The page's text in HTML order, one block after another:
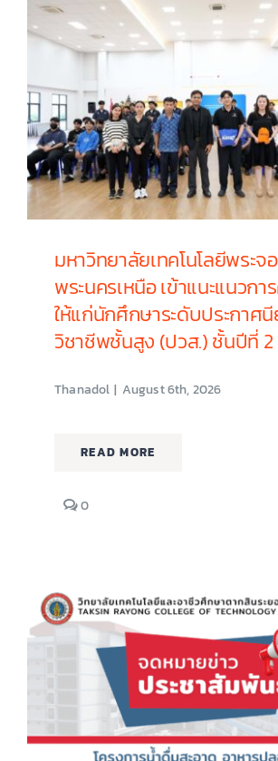
ติดต่อเรา
มหาวิทยาลัยเทคโนโลยีพระจ
พระนครเหนือ เข้าแนะแนวก
ให้แก่นักศึกษาระดับประกาศ
วิชาชีพชั้นสูง (ปวส.) ชั้นปีที่ 2
Thanadol | August 6th, 2026
READ MORE
0comments
พระนครเหนือ
เข้า
แนะแนว
การ
ศึกษา
แก่
นักศึกษา